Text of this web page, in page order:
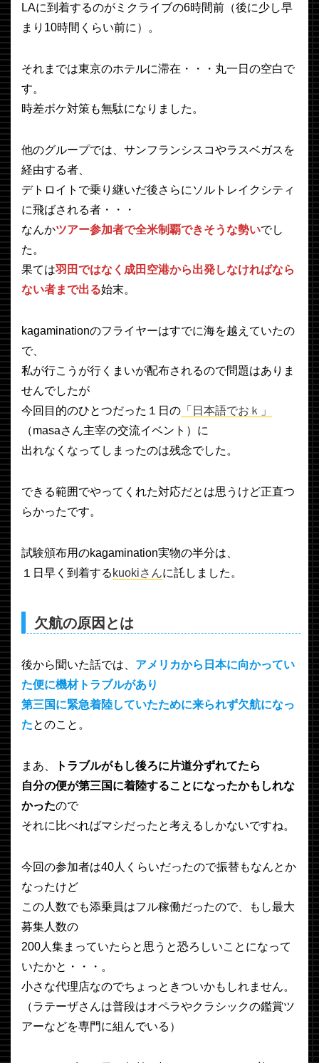
LAに到着するのがミクライブの6時間前（後に少し早
まり10時間くらい前に）。
それまでは東京のホテルに滞在・・・丸一日の空白で
す。
時差ボケ対策も無駄になりました。
他のグループでは、サンフランシスコやラスベガスを
経由する者、
デトロイトで乗り継いだ後さらにソルトレイクシティ
に飛ばされる者・・・
なんかツアー参加者で全米制覇できそうな勢いでし
た。
果ては羽田ではなく成田空港から出発しなければなら
ない者まで出る始末。
kagaminationのフライヤーはすでに海を越えていたの
で、
私が行こうが行くまいが配布されるので問題はありま
せんでしたが
今回目的のひとつだった１日の 「日本語でおｋ」
（masaさん主宰の交流イベント）に
出れなくなってしまったのは残念でした。
できる範囲でやってくれた対応だとは思うけど正直つ
らかったです。
試験頒布用のkagamination実物の半分は、
１日早く到着する kuokiさんに託しました。
欠航の原因とは
後から聞いた話では、 アメリカから日本に向かってい
た便に機材トラブルがあり
第三国に緊急着陸していたために来られず欠航になっ
たとのこと。
まあ、
トラブルがもし後ろに片道分ずれてたら
自分の便が第三国に着陸することになったかもしれな
かったので
それに比べればマシだったと考えるしかないですね。
今回の参加者は40人くらいだったので振替もなんとか
なったけど
この人数でも添乗員はフル稼働だったので、もし最大
募集人数の
200人集まっていたらと思うと恐ろしいことになって
いたかと・・・。
小さな代理店なのでちょっときついかもしれません。
（ラテーザさんは普段はオペラやクラシックの鑑賞ツ
アーなどを専門に組んでいる）